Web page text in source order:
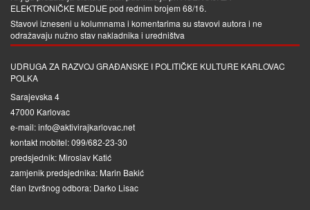
ELEKTRONIČKE MEDIJEpod rednim brojem 68/16.
Stavovi izneseni u kolumnama i komentarima su stavovi autora i ne
odražavaju nužno stav nakladnika i uredništva
UDRUGA ZA RAZVOJ GRAĐANSKE I POLITIČKE KULTURE KARLOVAC
POLKA
Sarajevska 4
47000 Karlovac
e-mail: info@aktivirajkarlovac.net
kontakt mobitel: 099/682-23-30
predsjednik: Miroslav Katić
zamjenik predsjednika: Marin Bakić
član Izvršnog odbora: Darko Lisac